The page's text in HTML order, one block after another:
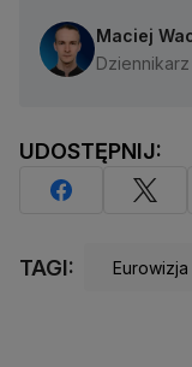
Maciej
UDOSTĘPNIJ:
TAGI: Eurowizja